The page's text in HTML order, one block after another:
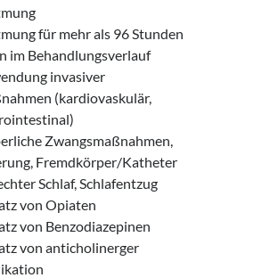
für mehr als 96 Stunden
im Behandlungsverlauf
invasiver
(kardiovaskulär,
Zwangsmaßnahmen,
Fremdkörper/Katheter
Schlaf, Schlafentzug
von Opiaten
von Benzodiazepinen
von anticholinerger